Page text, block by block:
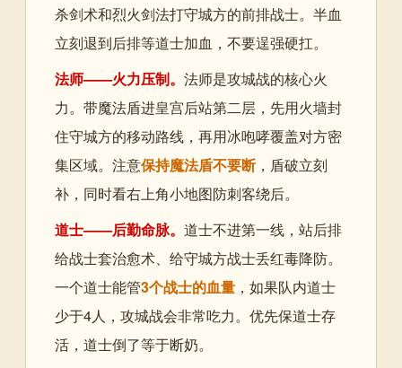
杀剑术和烈火剑法打守城方的前排战士。半血
立刻退到后排等道士加血，不要逞强硬扛。
法师——火力压制。 法师是攻城战的核心火
力。带魔法盾进皇宫后站第二层，先用火墙封
住守城方的移动路线，再用冰咆哮覆盖对方密
集区域。注意保持魔法盾不要断，盾破立刻
补，同时看右上角小地图防刺客绕后。
道士——后勤命脉。 道士不进第一线，站后排
给战士套治愈术、给守城方战士丢红毒降防。
一个道士能管3个战士的血量 ，如果队内道士
少于4人，攻城战会非常吃力。优先保道士存
活，道士倒了等于断奶。